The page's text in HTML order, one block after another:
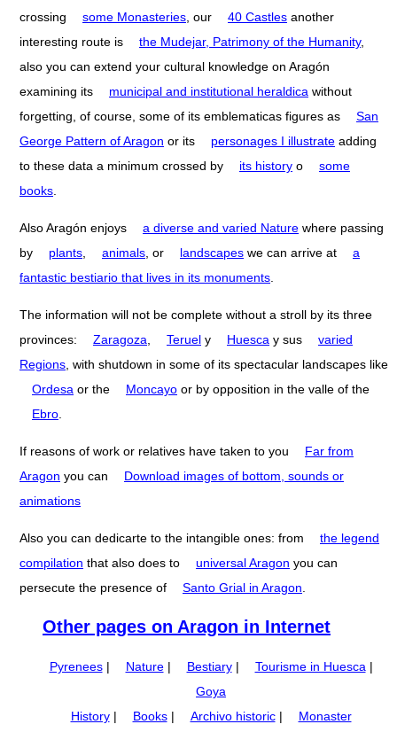
crossing
some Monasteries , our 40 Castles another
interesting route is
the Mudejar, Patrimony of the Humanity,
also you can extend your cultural knowledge on Aragón
examining its
municipal and institutional heraldica without
forgetting, of course, some of its emblematicas figures as
San
George Pattern of Aragon or its personages I illustrate adding
to these data a minimum crossed by
its history o
some
books
Also Aragón enjoys a diverse and varied Nature where passing
by
plants animals , or landscapes we can arrive at
a
fantastic bestiario that lives in its monuments
The information will not be complete without a stroll by its three
provinces:
Zaragoza Teruel y Huesca y sus
varied
Regions , with shutdown in some of its spectacular landscapes like
Ordesa or the Moncayo or by opposition in the valle of the
Ebro
If reasons of work or relatives have taken to you
Far from
Aragon you can
Download images of bottom, sounds or
animations
Also you can dedicarte to the intangible ones: from
the legend
compilation that also does to universal Aragon you can
persecute the presence of
Santo Grial in Aragon
Other pages on Aragon in Internet
Pyrenees| Nature| Bestiary| Tourisme in Huesca |
Goya
History| Books| Archivo historic|
Monaster